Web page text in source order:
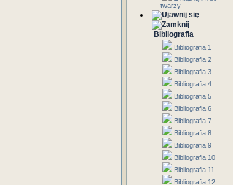
twarzy
Bibliografia
Bibliografia 1
Bibliografia 2
Bibliografia 3
Bibliografia 4
Bibliografia 5
Bibliografia 6
Bibliografia 7
Bibliografia 8
Bibliografia 9
Bibliografia 10
Bibliografia 11
Bibliografia 12